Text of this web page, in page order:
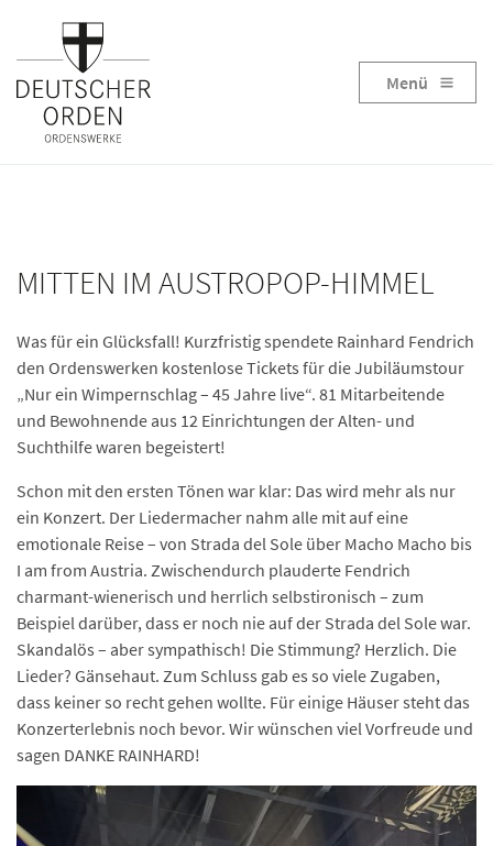
Menü
MITTEN IM AUSTROPOP-HIMMEL
Was für ein Glücksfall! Kurzfristig spendete Rainhard Fendrich
den Ordenswerken kostenlose Tickets für die Jubiläumstour
„Nur ein Wimpernschlag – 45 Jahre live“. 81 Mitarbeitende
und Bewohnende aus 12 Einrichtungen der Alten- und
Suchthilfe waren begeistert!
Schon mit den ersten Tönen war klar: Das wird mehr als nur
ein Konzert. Der Liedermacher nahm alle mit auf eine
emotionale Reise – von Strada del Sole über Macho Macho bis
I am from Austria. Zwischendurch plauderte Fendrich
charmant-wienerisch und herrlich selbstironisch – zum
Beispiel darüber, dass er noch nie auf der Strada del Sole war.
Skandalös – aber sympathisch! Die Stimmung? Herzlich. Die
Lieder? Gänsehaut. Zum Schluss gab es so viele Zugaben,
dass keiner so recht gehen wollte. Für einige Häuser steht das
Konzerterlebnis noch bevor. Wir wünschen viel Vorfreude und
sagen DANKE RAINHARD!